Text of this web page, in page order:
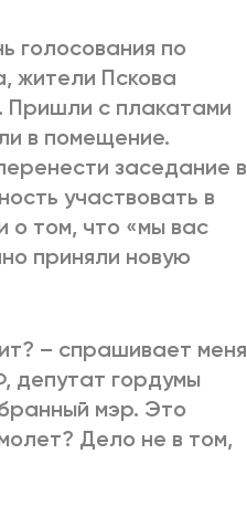
голосования по
жители Пскова
Пришли с плакатами
в помещение.
заседание в
участвовать в
о том, что «мы вас
приняли новую
– спрашивает меня
депутат гордумы
мэр. Это
Дело не в том,